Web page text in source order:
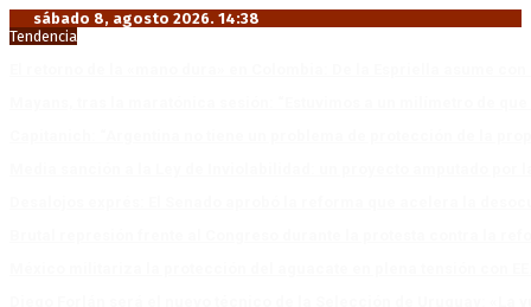
sábado 8, agosto 2026. 14:38
Tendencia